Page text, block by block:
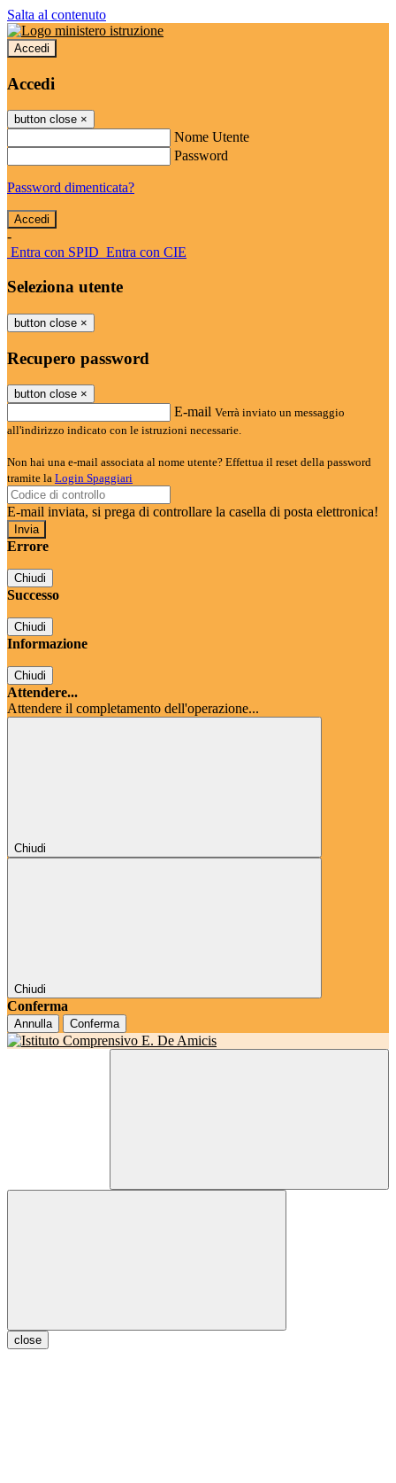
Salta al contenuto
Accedi
Accedi
button close ×
Nome Utente
Password
Password dimenticata?
-
Entra con SPID Entra con CIE
Seleziona utente
button close ×
Recupero password
button close ×
E-mail Verrà inviato un messaggio
all'indirizzo indicato con le istruzioni necessarie.
Non hai una e-mail associata al nome utente? Effettua il reset della password
tramite la Login Spaggiari
E-mail inviata, si prega di controllare la casella di posta elettronica!
Errore
Chiudi
Successo
Chiudi
Informazione
Chiudi
Attendere...
Attendere il completamento dell'operazione...
Chiudi
Chiudi
Conferma
Annulla Conferma
close